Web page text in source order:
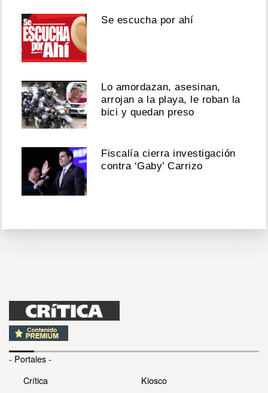
Se escucha por ahí
Lo amordazan, asesinan,
arrojan a la playa, le roban la
bici y quedan preso
Fiscalía cierra investigación
contra ‘Gaby’ Carrizo
- Portales -
Crítica
Kiosco